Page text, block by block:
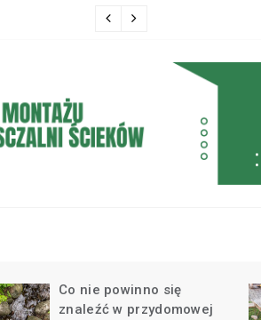
Jak długo
Co nie powinno się
znaleźć w przydomowej